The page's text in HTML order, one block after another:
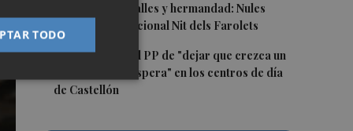
Talleres, pasacalles y hermandad: Nules
celebra su tradicional Nit dels Farolets
5El PSPV acusa al PP de "dejar que crezca un
31 % la lista de espera" en los centros de día
de Castellón
TODO